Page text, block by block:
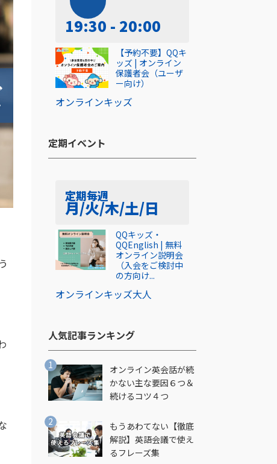
19:30 - 20:00
オンラインキッズ
【予約不要】QQキ
ッズ | オンライン
保護者会（ユーザ
ー向け）
定期イベント​
定期毎週
月/火/木/土/日
オンラインキッズ大人
QQキッズ・
QQEnglish | 無料
オンライン説明会
（入会をご検討中
の方向け...
人気記事ランキング​
オンライン英会話が続
かない主な要因６つ＆
続けるコツ４つ
もうあわてない【徹底
解説】英語会議で使え
るフレーズ集